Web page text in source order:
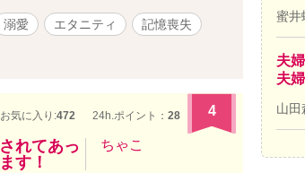
溺愛 エタニティ
記憶喪失
お気に入り:472 24h.ポイント： 28 4
れてあっ
す！
ちゃこ
蜜井
夫
夫
山田